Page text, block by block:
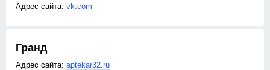
vk.com
Гранд
aptekar32.ru